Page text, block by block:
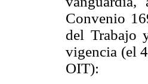
Convenio
del Trabajo
vigencia (el
OIT):